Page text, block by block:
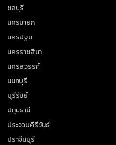
ชลบุรี
นครนายก
นครปฐม
นครราชสีมา
นครสวรรค์
นนทบุรี
บุรีรัมย์
ปทุมธานี
ประจวบคีรีขันธ์
ปราจีนบุรี